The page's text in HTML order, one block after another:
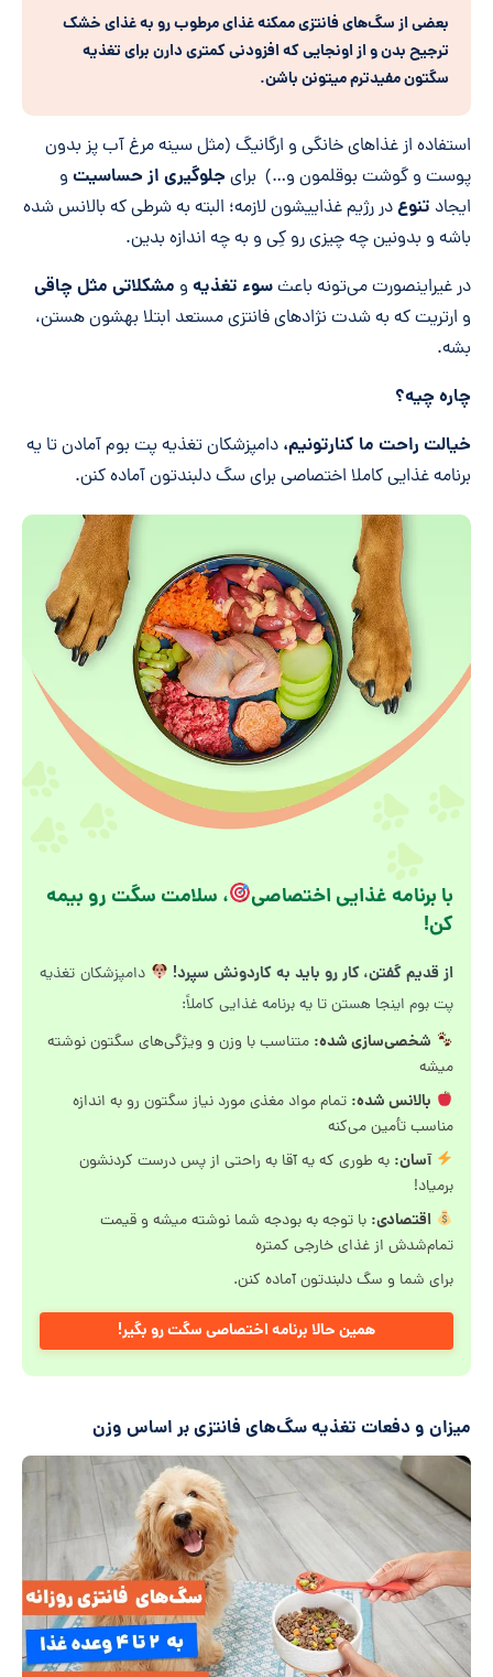
بعضی از سگ‌های فانتزی ممکنه غذای مرطوب رو به غذای خشک
ترجیح بدن و از اونجایی که افزودنی کمتری دارن برای تغذیه
سگتون مفیدترم میتونن باشن.
استفاده از غذاهای خانگی و ارگانیگ (مثل سینه مرغ آب پز بدون
پوست و گوشت بوقلمون و…) برای جلوگیری از حساسیت و
ایجاد تنوعدر رژیم غذاییشون لازمه؛ البته به شرطی که بالانس شده
باشه و بدونین چه چیزی رو کِی و به چه اندازه بدین.
در غیراینصورت می‌تونه باعثسوء تغذیه و مشکلاتی مثل چاقی
و ارتریت که به شدت نژادهای فانتزی مستعد ابتلا بهشون هستن،
بشه.
چاره چیه؟
خیالت راحت ما کنارتونیم، دامپزشکان تغذیه پت بوم آمادن تا یه
برنامه غذایی کاملا اختصاصی برای سگ دلبندتون آماده کنن.
با برنامه غذایی اختصاصی
، سلامت سگت رو بیمه
کن!
از قدیم گفتن، کار رو باید به کاردونش سپرد!
دامپزشکان تغذیه
پت بوم اینجا هستن تا یه برنامه غذایی کاملاً:
شخصی‌سازی شده: متناسب با وزن و ویژگی‌های سگتون نوشته
میشه
بالانس شده: تمام مواد مغذی مورد نیاز سگتون رو به اندازه
مناسب تأمین می‌کنه
آسان: به طوری که یه آقا به راحتی از پس درست کردنشون
برمیاد!
اقتصادی: با توجه به بودجه شما نوشته میشه و قیمت
تمام‌شدش از غذای خارجی کمتره
برای شما و سگ دلبندتون آماده کنن.
همین حالا برنامه اختصاصی سگت رو بگیر!
میزان و دفعات تغذیه سگ‌های فانتزی بر اساس وزن